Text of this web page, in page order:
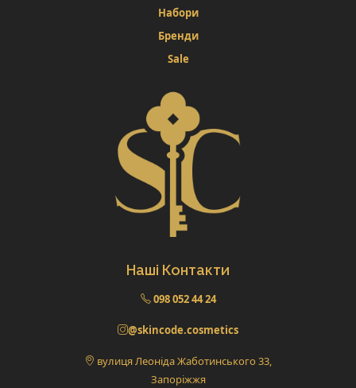
Набори
Бренди
Sale
Наші Контакти
098 052 44 24
@skincode.cosmetics
вулиця Леоніда Жаботинського 33,
Запоріжжя